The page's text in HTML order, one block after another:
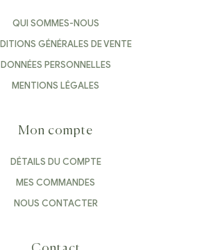
QUI SOMMES-NOUS
GÉNÉRALES DE VENTE
DONNÉES PERSONNELLES
MENTIONS LÉGALES
Mon compte
DÉTAILS DU COMPTE
MES COMMANDES
NOUS CONTACTER